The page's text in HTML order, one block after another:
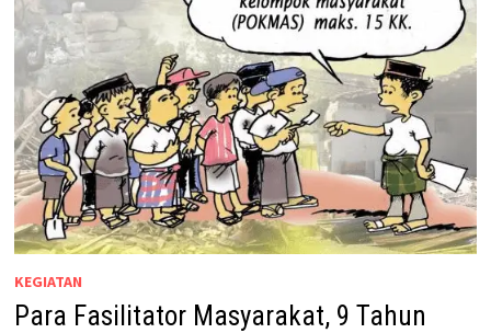
KEGIATAN
Para Fasilitator Masyarakat, 9 Tahun